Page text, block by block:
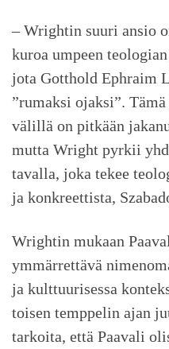
– Wrightin suuri ansio
kuroa umpeen
jota Gotthold Ephraim
”rumaksi ojaksi”.
välillä on pitkään
mutta Wright pyrkii
tavalla, joka tekee
ja konkreettista,
Wrightin mukaan
ymmärrettävä
ja kulttuurisessa
toisen temppelin ajan
tarkoita, että Paavali